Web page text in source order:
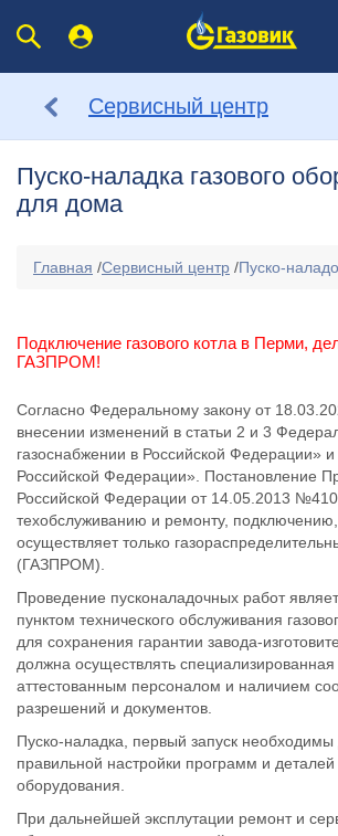
Сервисный центр
Пуско-наладка газового
для дома
Главная /Сервисный центр /Пуско-
Подключение газового котла в Перми,
ГАЗПРОМ!
Согласно Федеральному закону от
внесении изменений в статьи 2 и 3
газоснабжении в Российской Федерации»
Российской Федерации». Постановление
Российской Федерации от 14.05.2013
техобслуживанию и ремонту, подключению,
осуществляет только
(ГАЗПРОМ).
Проведение пусконаладочных работ
пунктом технического обслуживания
для сохранения гарантии завода-
должна осуществлять специализированная
аттестованным персоналом и наличием
разрешений и документов.
Пуско-наладка, первый запуск необходимы
правильной настройки программ и деталей
оборудования.
При дальнейшей эксплутации ремонт и